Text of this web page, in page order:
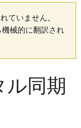
ていません。
械的に翻訳され
ル同期